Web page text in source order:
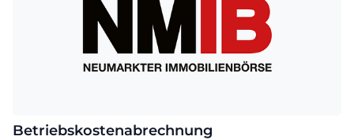
Betriebskostenabrechnung